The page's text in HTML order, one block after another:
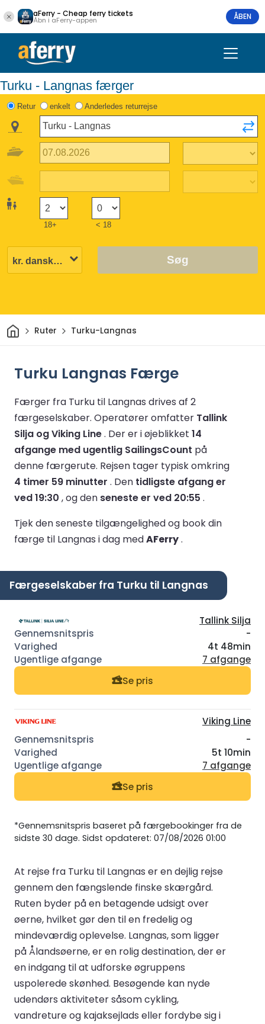
aFerry - Cheap ferry tickets
Åbn i aFerry-appen ÅBEN
Turku - Langnas færger
Retur enkelt Anderledes returrejse
18+ < 18
Søg
HjemRuter Turku-Langnas
Turku Langnas Færge
Færger fra Turku til Langnas drives af 2
færgeselskaber. Operatører omfatter Tallink
Silja og Viking Line. Der er i øjeblikket 14
afgange med ugentlig SailingsCount på
denne færgerute. Rejsen tager typisk omkring
4 timer 59 minutter . Den tidligste afgang er
ved 19:30 , og den seneste er ved 20:55 .
Tjek den seneste tilgængelighed og book din
færge til Langnas i dag medAFerry.
Færgeselskaber fra Turku til Langnas
Tallink Silja
-
4t 48min
7 afgange
Se pris
Viking Line
-
5t 10min
7 afgange
Se pris
*Gennemsnitspris baseret på færgebookinger fra de
sidste 30 dage. Sidst opdateret: 07/08/2026 01:00
At rejse fra Turku til Langnas er en dejlig rejse
gennem den fængslende finske skærgård.
Ruten byder på en betagende udsigt over
øerne, hvilket gør den til en fredelig og
mindeværdig oplevelse. Langnas, som ligger
på Ålandsøerne, er en rolig destination, der er
en indgang til at udforske øgruppens
uspolerede skønhed. Besøgende kan nyde
udendørs aktiviteter såsom cykling,
vandreture og kajaksejlads eller fordybe sig i